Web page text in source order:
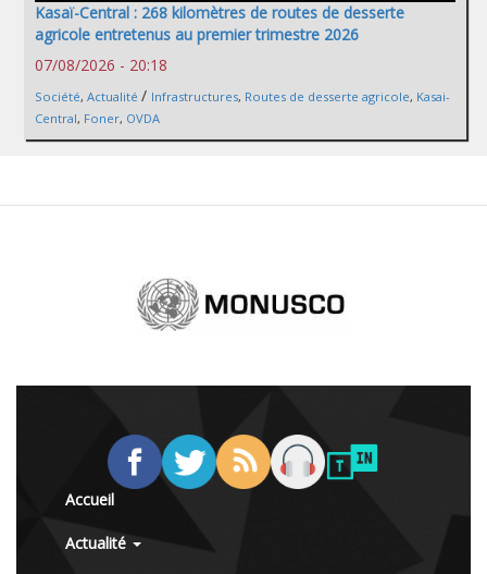
Kasaï-Central : 268 kilomètres de routes de desserte
agricole entretenus au premier trimestre 2026
07/08/2026 - 20:18
Société, Actualité / Infrastructures, Routes de desserte agricole, Kasai-
Central, Foner, OVDA
Accueil
Actualité